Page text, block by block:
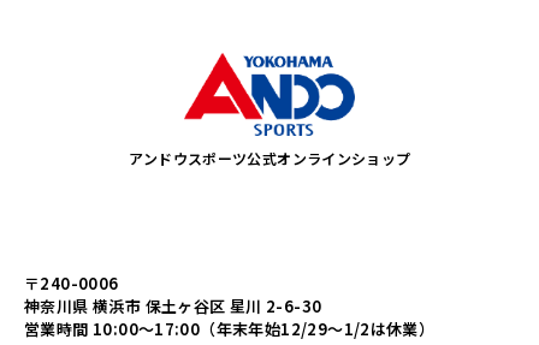
アンドウスポーツ公式オンラインショップ
〒240-0006
神奈川県 横浜市 保土ヶ谷区 星川 2-6-30
営業時間 10:00～17:00（年末年始12/29～1/2は休業）